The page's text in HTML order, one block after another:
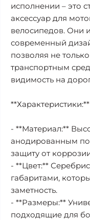
исполнении – это
аксессуар для
велосипедов. Они
современный
позволяя не
транспортным
видимость на
**Характеристики:**
- **Материал:**
анодированным
защиту от
- **Цвет:**
габаритами,
заметность.
- **Размеры:**
подходящие для